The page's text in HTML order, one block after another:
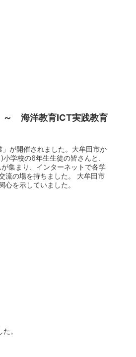
海洋教育ICT実践教育
が開催されました。大牟田市か
学校の6年生生徒の皆さんと、
集まり、インターネットで各学
流の場を持ちました。 大牟田市
を示していました。
。